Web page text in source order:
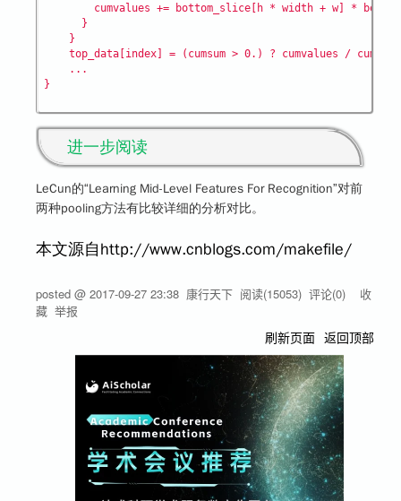
cumvalues += bottom_slice[h * width + w] *
      }
    }
top_data[index] = (cumsum > 0.) ? cumvalues /
    ...
进一步阅读
LeCun的“Learning Mid-Level Features For Recognition”对前
两种pooling方法有比较详细的分析对比。
本文源自http://www.cnblogs.com/makefile/
posted @ 2017-09-27 23:38 康行天下 阅读(15053) 评论(0) 收
藏 举报
刷新页面 返回顶部